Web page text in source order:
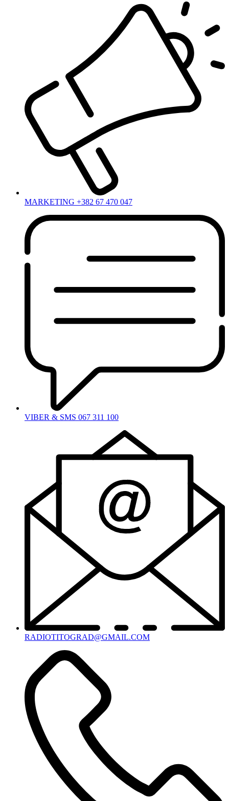
MARKETING +382 67 470 047
VIBER & SMS 067 311 100
RADIOTITOGRAD@GMAIL.COM